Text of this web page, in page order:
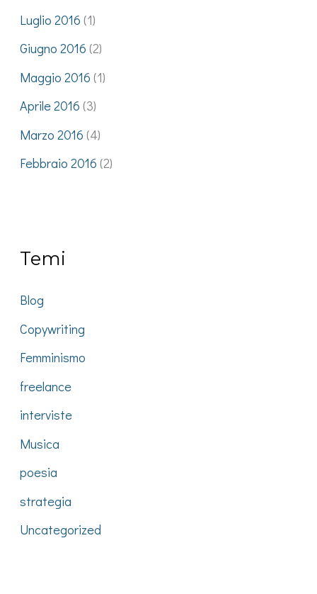
Luglio 2016 (1)
Giugno 2016 (2)
Maggio 2016 (1)
Aprile 2016 (3)
Marzo 2016 (4)
Febbraio 2016 (2)
Temi
Blog
Copywriting
Femminismo
freelance
interviste
Musica
poesia
strategia
Uncategorized